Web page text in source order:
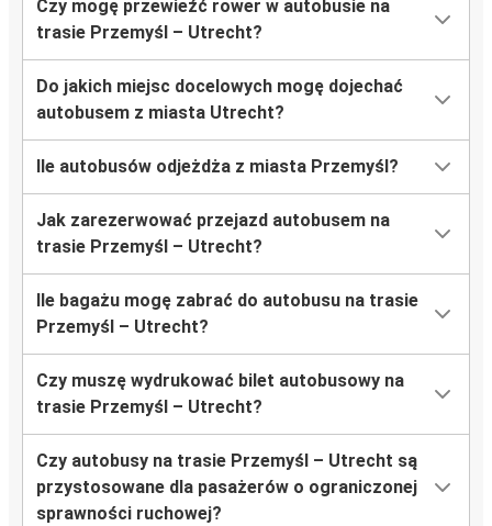
Czy mogę przewieźć rower w autobusie na
trasie Przemyśl – Utrecht?
Do jakich miejsc docelowych mogę dojechać
autobusem z miasta Utrecht?
Ile autobusów odjeżdża z miasta Przemyśl?
Jak zarezerwować przejazd autobusem na
trasie Przemyśl – Utrecht?
Ile bagażu mogę zabrać do autobusu na trasie
Przemyśl – Utrecht?
Czy muszę wydrukować bilet autobusowy na
trasie Przemyśl – Utrecht?
Czy autobusy na trasie Przemyśl – Utrecht są
przystosowane dla pasażerów o ograniczonej
sprawności ruchowej?